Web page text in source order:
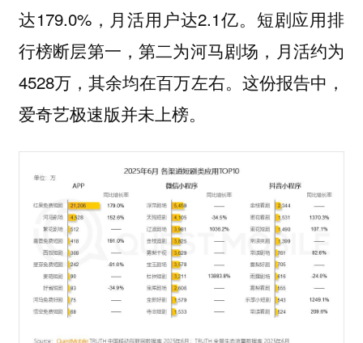
达179.0%，月活用户达2.1亿。短剧应用排
行榜断层第一，第二为河马剧场，月活约为
4528万，其余均在百万左右。这份报告中，
爱奇艺极速版并未上榜。